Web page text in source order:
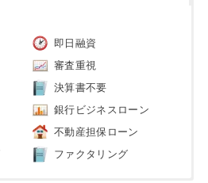
即日融資
審査重視
決算書不要
銀行ビジネスローン
不動産担保ローン
ファクタリング